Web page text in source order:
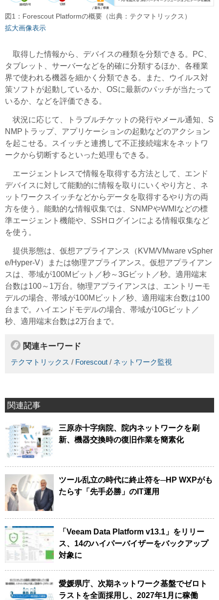
図1：Forescout Platformの概要（出典：テクマトリックス）
拡大画像表示
取得した情報から、デバイスの種類を分類できる。PC、
タブレット、サーバーなどを的確に分類するほか、各種業
界で使われる機器を細かく分類できる。また、ウイルス対
策ソフトが起動しているか、OSに最新のパッチが当たって
いるか、などを評価できる。
状況に応じて、トラブルチケットの発行やメール通知、S
NMPトラップ、アプリケーションの起動などのアクション
を起こせる。スイッチと連携して不正接続端末をネットワ
ークから切断するといった処理もできる。
エージェントレスで情報を取得する方法として、エンド
デバイスに対して能動的に情報を取りにいくやり方と、ネ
ットワークスイッチなどからデータを取得するやり方の両
方を使う。能動的な情報収集では、SNMPやWMIなどの標
準エージェント機能や、SSHログインによる情報収集など
を使う。
提供形態は、仮想アプライアンス（KVM/VMware vSpher
e/Hyper-V）または物理アプライアンス。仮想アプライアン
スは、帯域が100Mビット／秒～3Gビット／秒。適用端末
台数は100～1万台。物理アプライアンスは、エントリーモ
デルの場合、帯域が100Mビット／秒、適用端末台数は100
台まで。ハイエンドモデルの場合、帯域が10Gビット／
秒、適用端末台数は2万台まで。
関連キーワード
テクマトリックス / Forescout / ネットワーク監視
関連記事
三原赤十字病院、院内ネットワークを刷
新、機器交換時の復旧作業を簡素化
ツール乱立の時代に終止符を─HP WXPがも
たらす「先手必勝」のIT運用
「Veeam Data Platform v13.1」をリリー
ス、14のハイパーバイザーをバックアップ
対象に
愛媛県庁、次期ネットワーク基盤でゼロト
ラストを全面採用し、2027年1月に稼働